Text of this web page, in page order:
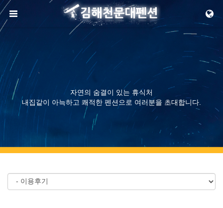
메뉴 건너뛰기
자연의 숨결이 있는 휴식처
내집같이 아늑하고 쾌적한 펜션으로 여러분을 초대합니다.